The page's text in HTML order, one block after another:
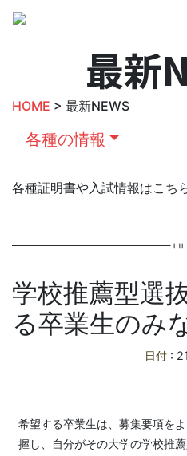
最新
HOME > 最新NEWS
各種の情報
各種証明書や入試情報はこち
学校推薦型選
る卒業生のみ
日付 :
希望する卒業生は、募集要項を
握し、自分がその大学の学校推